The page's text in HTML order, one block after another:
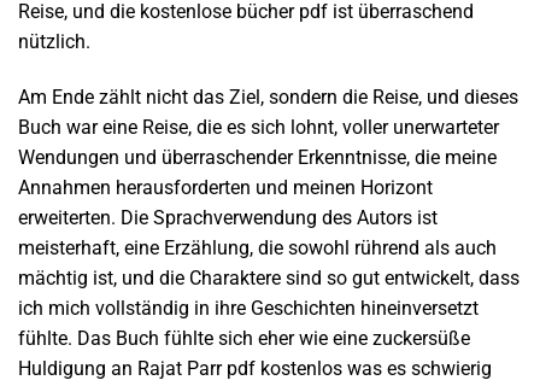
Reise, und die kostenlose bücher pdf ist überraschend
nützlich.
Am Ende zählt nicht das Ziel, sondern die Reise, und dieses
Buch war eine Reise, die es sich lohnt, voller unerwarteter
Wendungen und überraschender Erkenntnisse, die meine
Annahmen herausforderten und meinen Horizont
erweiterten. Die Sprachverwendung des Autors ist
meisterhaft, eine Erzählung, die sowohl rührend als auch
mächtig ist, und die Charaktere sind so gut entwickelt, dass
ich mich vollständig in ihre Geschichten hineinversetzt
fühlte. Das Buch fühlte sich eher wie eine zuckersüße
Huldigung an Rajat Parr pdf kostenlos was es schwierig